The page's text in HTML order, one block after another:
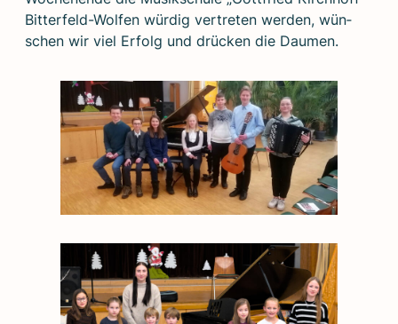
Bit­ter­feld-Wol­fen wür­dig ver­tre­ten wer­den, wün­
schen wir viel Erfolg und drü­cken die Dau­men.